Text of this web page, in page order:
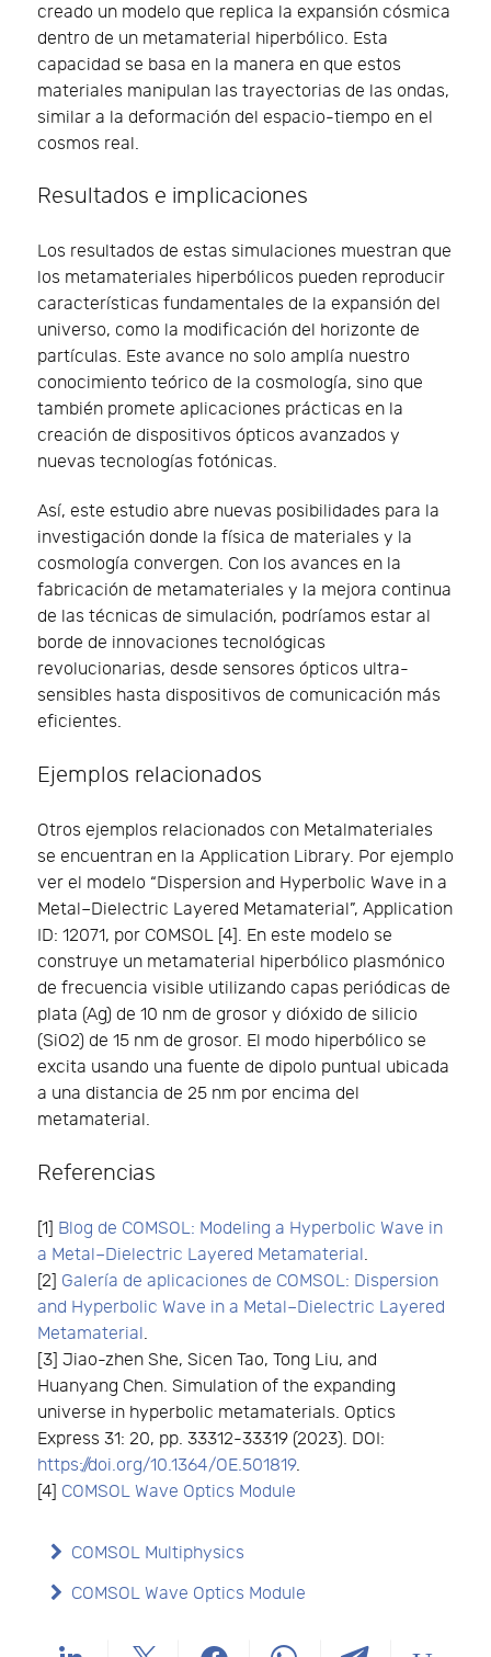
creado un modelo que replica la expansión cósmica
dentro de un metamaterial hiperbólico. Esta
capacidad se basa en la manera en que estos
materiales manipulan las trayectorias de las ondas,
similar a la deformación del espacio-tiempo en el
cosmos real.
Resultados e implicaciones
Los resultados de estas simulaciones muestran que
los metamateriales hiperbólicos pueden reproducir
características fundamentales de la expansión del
universo, como la modificación del horizonte de
partículas. Este avance no solo amplía nuestro
conocimiento teórico de la cosmología, sino que
también promete aplicaciones prácticas en la
creación de dispositivos ópticos avanzados y
nuevas tecnologías fotónicas.
Así, este estudio abre nuevas posibilidades para la
investigación donde la física de materiales y la
cosmología convergen. Con los avances en la
fabricación de metamateriales y la mejora continua
de las técnicas de simulación, podríamos estar al
borde de innovaciones tecnológicas
revolucionarias, desde sensores ópticos ultra-
sensibles hasta dispositivos de comunicación más
eficientes.
Ejemplos relacionados
Otros ejemplos relacionados con Metalmateriales
se encuentran en la Application Library. Por ejemplo
ver el modelo “Dispersion and Hyperbolic Wave in a
Metal–Dielectric Layered Metamaterial”, Application
ID: 12071, por COMSOL [4]. En este modelo se
construye un metamaterial hiperbólico plasmónico
de frecuencia visible utilizando capas periódicas de
plata (Ag) de 10 nm de grosor y dióxido de silicio
(SiO2) de 15 nm de grosor. El modo hiperbólico se
excita usando una fuente de dipolo puntual ubicada
a una distancia de 25 nm por encima del
metamaterial.
Referencias
[1] Blog de COMSOL: Modeling a Hyperbolic Wave in
a Metal–Dielectric Layered Metamaterial.
[2] Galería de aplicaciones de COMSOL: Dispersion
and Hyperbolic Wave in a Metal–Dielectric Layered
Metamaterial.
[3] Jiao-zhen She, Sicen Tao, Tong Liu, and
Huanyang Chen. Simulation of the expanding
universe in hyperbolic metamaterials. Optics
Express 31: 20, pp. 33312-33319 (2023). DOI:
https://doi.org/10.1364/OE.501819.
[4] COMSOL Wave Optics Module
COMSOL Multiphysics
COMSOL Wave Optics Module